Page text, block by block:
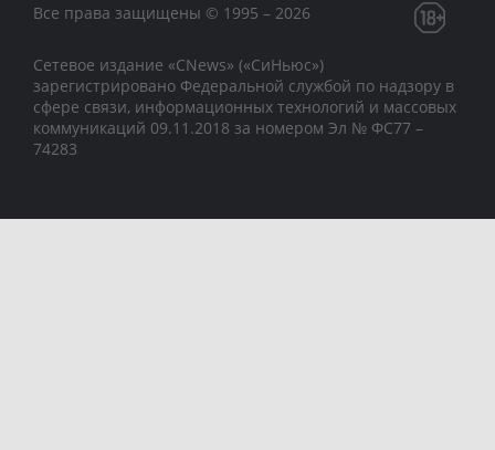
Все права защищены © 1995 – 2026
Сетевое издание «CNews» («СиНьюс»)
зарегистрировано Федеральной службой по надзору в
сфере связи, информационных технологий и массовых
коммуникаций 09.11.2018 за номером Эл № ФС77 –
74283